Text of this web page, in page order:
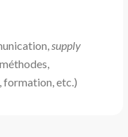
supply
, formation, etc.)